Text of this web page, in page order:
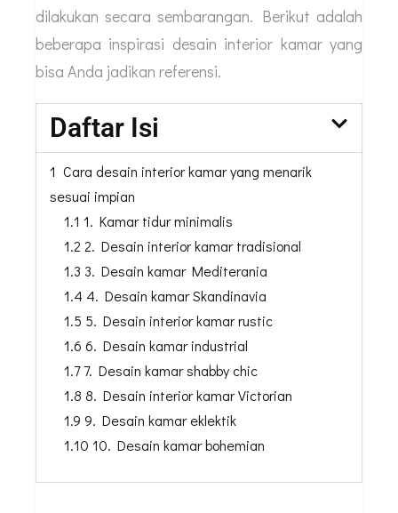
dilakukan secara sembarangan. Berikut adalah
beberapa inspirasi desain interior kamar yang
bisa Anda jadikan referensi.
Daftar Isi
1 Cara desain interior kamar yang menarik
sesuai impian
1.1 1. Kamar tidur minimalis
1.2 2. Desain interior kamar tradisional
1.3 3. Desain kamar Mediterania
1.4 4. Desain kamar Skandinavia
1.5 5. Desain interior kamar rustic
1.6 6. Desain kamar industrial
1.7 7. Desain kamar shabby chic
1.8 8. Desain interior kamar Victorian
1.9 9. Desain kamar eklektik
1.10 10. Desain kamar bohemian